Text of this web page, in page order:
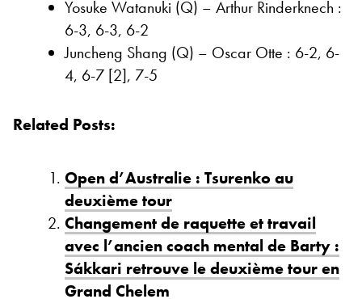
Yosuke Watanuki (Q) – Arthur Rinderknech :
6-3, 6-3, 6-2
Juncheng Shang (Q) – Oscar Otte : 6-2, 6-
4, 6-7 [2], 7-5
Related Posts:
Open d’Australie : Tsurenko au
deuxième tour
Changement de raquette et travail
avec l’ancien coach mental de Barty :
Sákkari retrouve le deuxième tour en
Grand Chelem